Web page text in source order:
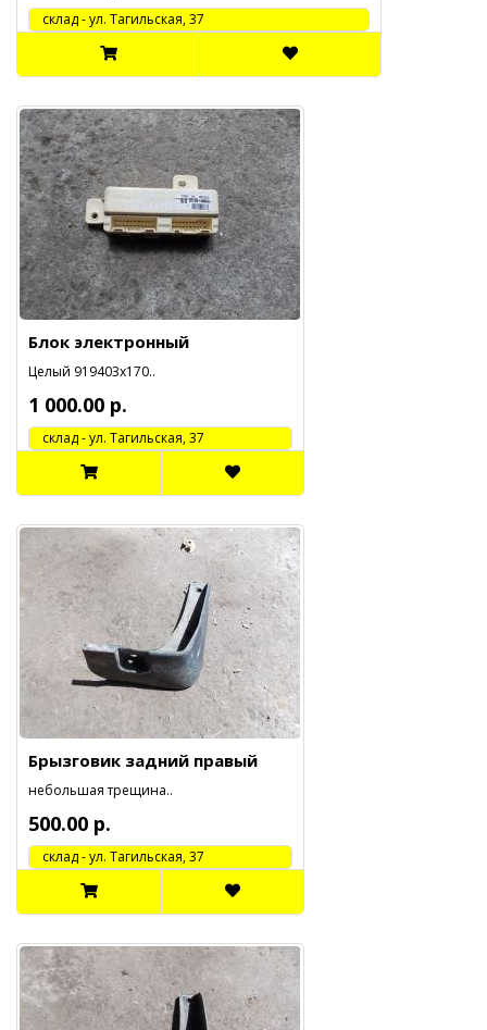
cклад - ул. Тагильская, 37
Блок электронный
Целый 919403x170..
1 000.00 р.
cклад - ул. Тагильская, 37
Брызговик задний правый
небольшая трещина..
500.00 р.
cклад - ул. Тагильская, 37